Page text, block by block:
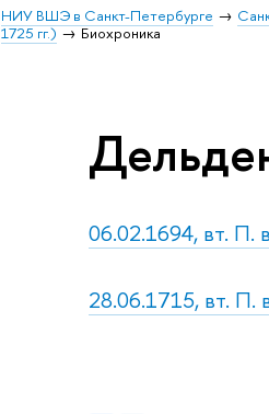
НИУ ВШЭ в Санкт-Петербурге
1725 гг.)
Биохроника
06.02.1694, вт. П.
28.06.1715, вт. П.